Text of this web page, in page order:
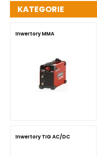
KATEGORIE
Inwertory MMA
Inwertory TIG AC/DC